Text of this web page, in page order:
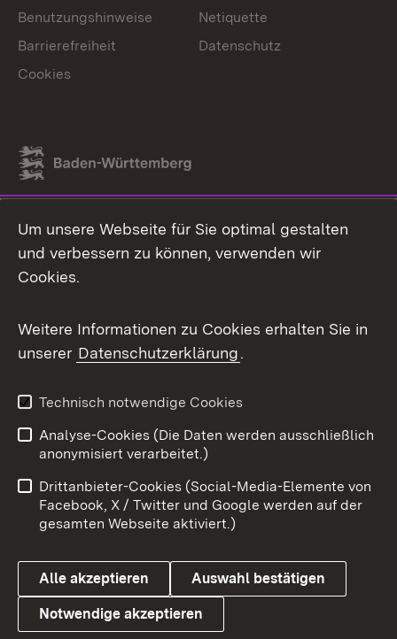
Link zum Landesportal
Benutzungshinweise
Netiquette
Barrierefreiheit
Datenschutz
Cookies
Um unsere Webseite für Sie optimal gestalten
und verbessern zu können, verwenden wir
Cookies.
Weitere Informationen zu Cookies erhalten Sie in
unserer Datenschutzerklärung.
Technisch notwendige Cookies
Analyse-Cookies (Die Daten werden ausschließlich
anonymisiert verarbeitet.)
Drittanbieter-Cookies (Social-Media-Elemente von
Facebook, X / Twitter und Google werden auf der
gesamten Webseite aktiviert.)
Alle akzeptieren Auswahl bestätigen
Notwendige akzeptieren